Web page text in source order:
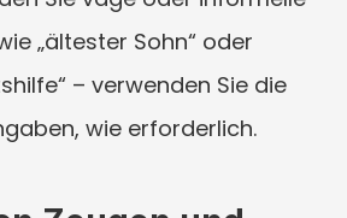
„ältester Sohn“ oder
– verwenden Sie die
wie erforderlich.